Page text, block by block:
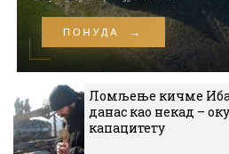
Ломљење кичме
данас као некад –
капацитету